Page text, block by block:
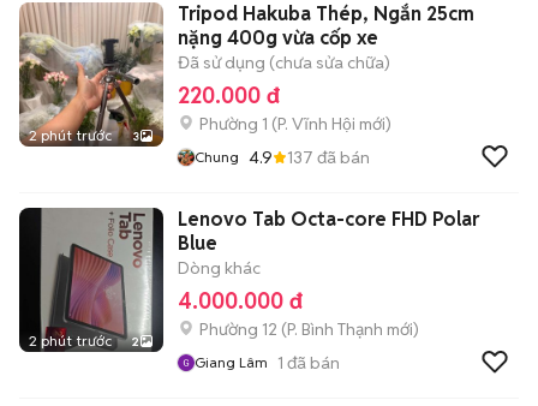
2 phút trước 3
Tripod Hakuba Thép, Ngắn 25cm
nặng 400g vừa cốp xe
Đã sử dụng (chưa sửa chữa)
220.000 đ
Phường 1 (P. Vĩnh Hội mới)
Chung 4.9 137 đã bán
2 phút trước 2
Lenovo Tab Octa-core FHD Polar
Blue
Dòng khác
4.000.000 đ
Phường 12 (P. Bình Thạnh mới)
Giang Lâm 1 đã bán